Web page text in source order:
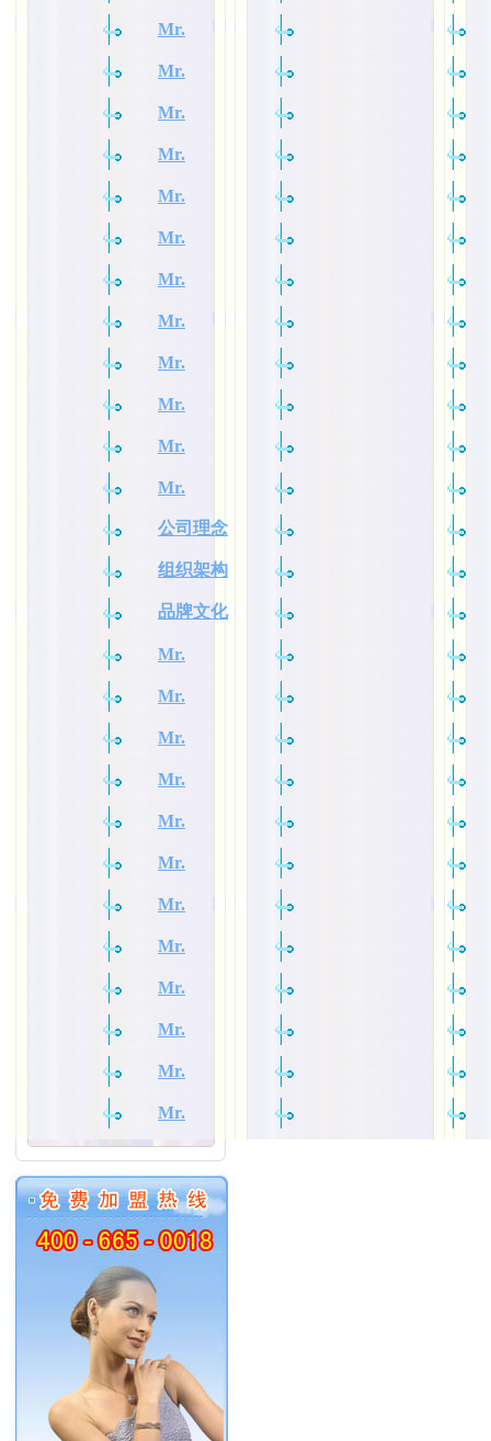
Mr.
Mr.
Mr.
Mr.
Mr.
Mr.
Mr.
Mr.
Mr.
Mr.
Mr.
Mr.
公司理念
组织架构
品牌文化
Mr.
Mr.
Mr.
Mr.
Mr.
Mr.
Mr.
Mr.
Mr.
Mr.
Mr.
Mr.